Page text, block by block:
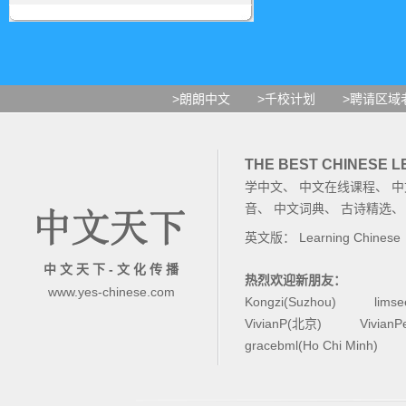
>朗朗中文 >千校计划 >聘请区域
中 文 天 下 - 文 化 传 播
www.yes-chinese.com
THE BEST CHINESE
学中文、 中文在线课程、
音、 中文词典、 古诗精选
英文版： Learning Chinese
热烈欢迎新朋友：
Kongzi(Suzhou)
VivianP(北京)
gracebml(Ho Chi Minh)